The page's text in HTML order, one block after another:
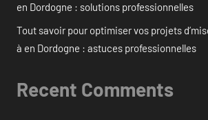
en Dordogne : solutions professionnelles
Tout savoir pour optimiser vos projets
à en Dordogne : astuces professionnelles
Recent Comments